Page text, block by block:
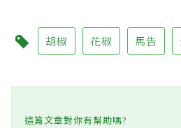
胡椒 花椒 馬告
這篇文章對你有幫助嗎?